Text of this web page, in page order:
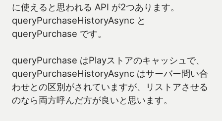
に使えると思われる API が2つあります。
queryPurchaseHistoryAsync と
queryPurchase です。
queryPurchase はPlayストアのキャッシュで、
queryPurchaseHistoryAsync はサーバー問い合
わせとの区別がされていますが、リストアさせる
のなら両方呼んだ方が良いと思います。